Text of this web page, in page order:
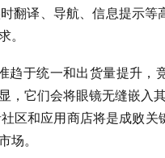
翻译、导航、信息提示等
。
趋于统一和出货量提升，
它们会将眼镜无缝嵌入
区和应用商店将是成败关
场。